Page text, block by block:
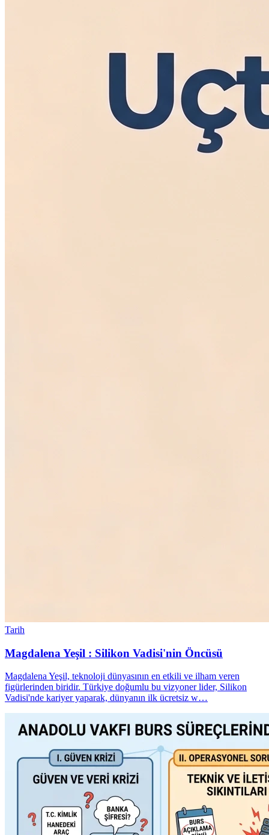
Tarih
Magdalena Yeşil : Silikon Vadisi'nin Öncüsü
Magdalena Yeşil, teknoloji dünyasının en etkili ve ilham veren
figürlerinden biridir. Türkiye doğumlu bu vizyoner lider, Silikon
Vadisi'nde kariyer yaparak, dünyanın ilk ücretsiz w…